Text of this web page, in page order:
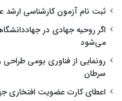
ثبت نام آزمون کارشناسی ارشد
اگر روحیه جهادی در
می‌شود
رونمایی از فناوری بومی
سرطان
اعطای کارت عضویت افتخاری